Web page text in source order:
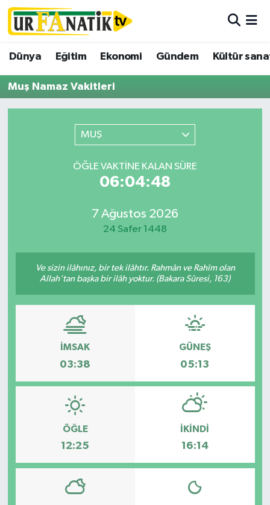
Dünya Eğitim Ekonomi Gündem Kültür
Muş Namaz Vakitleri
MUŞ
ÖĞLE VAKTINE KALAN SÜRE
06:04:48
7 Ağustos 2026
24 Safer 1448
Ve sizin ilâhınız, bir tek ilâhtır. Rahmân ve Rahîm olan
Allah'tan başka bir ilâh yoktur. (Bakara Sûresi, 163)
İMSAK
03:38
GÜNEŞ
05:13
ÖĞLE
12:25
İKINDI
16:14
Trafik Durumu
Süper Lig Puan Durumu ve Fikstür
Tüm Manşetler
Son Dakika Haberleri